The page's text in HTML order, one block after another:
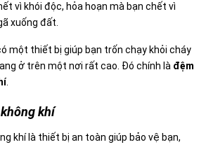
vì khói độc, hỏa hoạn mà bạn chết vì
xuống đất.
một thiết bị giúp bạn trốn chạy khỏi cháy
ở trên một nơi rất cao. Đó chính là đệm
.
khí
khí là thiết bị an toàn giúp bảo vệ bạn,